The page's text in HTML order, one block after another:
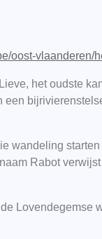
oost-vlaanderen/
het oudste
wandeling
Rabot
Lovendegemse